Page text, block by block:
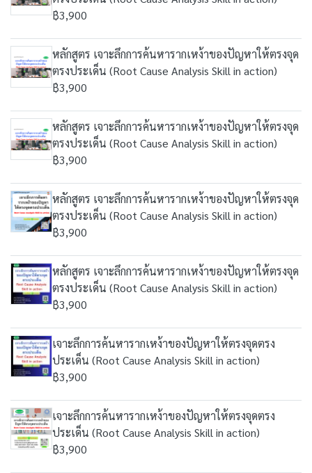
฿3,900
หลักสูตร เจาะลึกการค้นหารากเหง้าของปัญหาให้ตรงจุด
ตรงประเด็น (Root Cause Analysis Skill in action)
฿3,900
หลักสูตร เจาะลึกการค้นหารากเหง้าของปัญหาให้ตรงจุด
ตรงประเด็น (Root Cause Analysis Skill in action)
฿3,900
หลักสูตร เจาะลึกการค้นหารากเหง้าของปัญหาให้ตรงจุด
ตรงประเด็น (Root Cause Analysis Skill in action)
฿3,900
หลักสูตร เจาะลึกการค้นหารากเหง้าของปัญหาให้ตรงจุด
ตรงประเด็น (Root Cause Analysis Skill in action)
฿3,900
เจาะลึกการค้นหารากเหง้าของปัญหาให้ตรงจุดตรง
ประเด็น (Root Cause Analysis Skill in action)
฿3,900
เจาะลึกการค้นหารากเหง้าของปัญหาให้ตรงจุดตรง
ประเด็น (Root Cause Analysis Skill in action)
฿3,900